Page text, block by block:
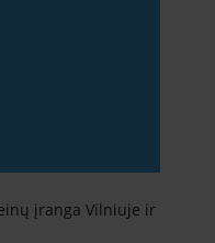
įranga Vilniuje ir